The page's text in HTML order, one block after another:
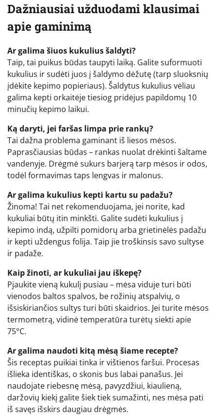
Dažniausiai užduodami klausimai
apie gaminimą
Ar galima šiuos kukulius šaldyti?
Taip, tai puikus būdas taupyti laiką. Galite suformuoti
kukulius ir sudėti juos į šaldymo dėžutę (tarp sluoksnių
įdėkite kepimo popieriaus). Šaldytus kukulius vėliau
galima kepti orkaitėje tiesiog pridėjus papildomų 10
minučių kepimo laikui.
Ką daryti, jei faršas limpa prie rankų?
Tai dažna problema gaminant iš liesos mėsos.
Paprasčiausias būdas – rankas nuolat drėkinti šaltame
vandenyje. Drėgmė sukurs barjerą tarp mėsos ir odos,
todėl formavimas taps lengvas ir malonus.
Ar galima kukulius kepti kartu su padažu?
Žinoma! Tai net rekomenduojama, jei norite, kad
kukuliai būtų itin minkšti. Galite sudėti kukulius į
kepimo indą, užpilti pomidorų arba grietinėlės padažu
ir kepti uždengus folija. Taip jie troškinsis savo sultyse
ir padaže.
Kaip žinoti, ar kukuliai jau iškepę?
Pjaukite vieną kukulį pusiau – mėsa viduje turi būti
vienodos baltos spalvos, be rožinių atspalvių, o
išsiskiriančios sultys turi būti skaidrios. Jei turite mėsos
termometrą, vidinė temperatūra turėtų siekti apie
75°C.
Ar galima naudoti kitą mėsą šiame recepte?
Šis receptas puikiai tinka ir vištienos faršui. Procesas
išlieka identiškas, o skonis bus labai panašus. Jei
naudojate riebesnę mėsą, pavyzdžiui, kiaulieną,
daržovių kiekį galite šiek tiek sumažinti, nes mėsa pati
iš savęs išskirs daugiau drėgmės.